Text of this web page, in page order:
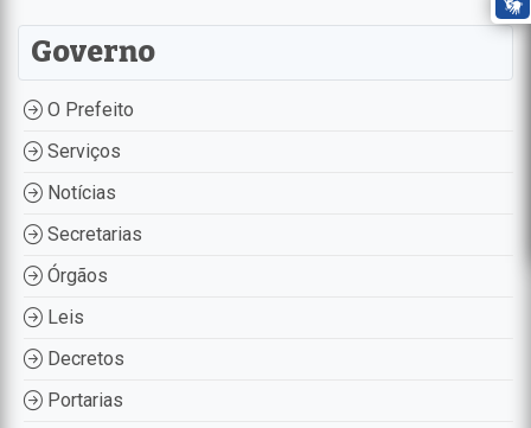
Governo
O Prefeito
Serviços
Notícias
Secretarias
Órgãos
Leis
Decretos
Portarias